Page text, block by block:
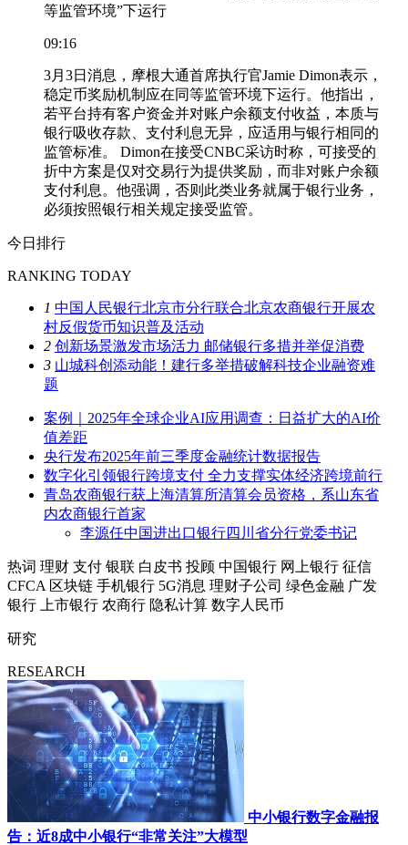
等监管环境”下运行
09:16
3月3日消息，摩根大通首席执行官Jamie Dimon表示，
稳定币奖励机制应在同等监管环境下运行。他指出，
若平台持有客户资金并对账户余额支付收益，本质与
银行吸收存款、支付利息无异，应适用与银行相同的
监管标准。 Dimon在接受CNBC采访时称，可接受的
折中方案是仅对交易行为提供奖励，而非对账户余额
支付利息。他强调，否则此类业务就属于银行业务，
必须按照银行相关规定接受监管。
今日排行
RANKING TODAY
1 中国人民银行北京市分行联合北京农商银行开展农
村反假货币知识普及活动
2 创新场景激发市场活力 邮储银行多措并举促消费
3 山城科创添动能！建行多举措破解科技企业融资难
题
案例｜2025年全球企业AI应用调查：日益扩大的AI价
值差距
央行发布2025年前三季度金融统计数据报告
数字化引领银行跨境支付 全力支撑实体经济跨境前行
青岛农商银行获上海清算所清算会员资格，系山东省
内农商银行首家
李源任中国进出口银行四川省分行党委书记
热词 理财 支付 银联 白皮书 投顾 中国银行 网上银行 征信
CFCA 区块链 手机银行 5G消息 理财子公司 绿色金融 广发
银行
上市银行 农商行 隐私计算 数字人民币
研究
RESEARCH
中小银行数字金融报
告：近8成中小银行“非常关注”大模型